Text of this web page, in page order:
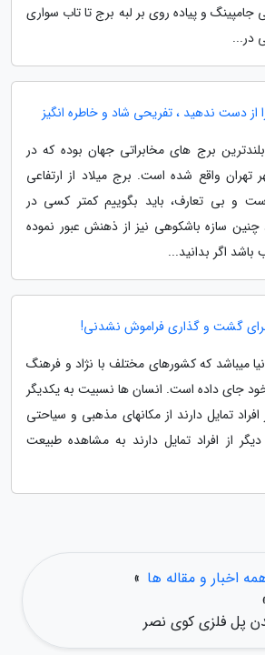
جامپینگ و پیاده روی بر لبه برج تا تاب سواری
در...
از دست ندهید ، تفریحی شاد و خاطره انگیز
برج های مخابراتی جهان بوده که در
تهران واقع شده است. برج میلاد از ارتفاعی
است و بی تعارف، باید بگوییم کمتر کسی در
سازه باشکوهی نیز از ذهنش عبور نموده
باشد اگر بدانید...
برای گشت و گذاری فراموش نشدنی!
میباشد که کشورهای مختلف با نژاد و فرهنگ
جای داده است. انسان ها نسبیت به یکدیگر
تمایل دارند از مکانهای مذهبی و سیاحتی
از افراد تمایل دارند به مشاهده طبیعت
اخبار و مقاله ها »